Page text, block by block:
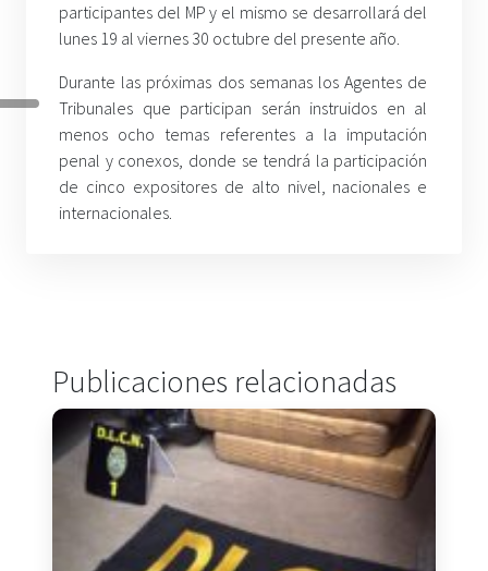
participantes del MP y el mismo se desarrollará del
lunes 19 al viernes 30 octubre del presente año.
Durante las próximas dos semanas los Agentes de
Tribunales que participan serán instruidos en al
menos ocho temas referentes a la imputación
penal y conexos, donde se tendrá la participación
de cinco expositores de alto nivel, nacionales e
internacionales.
Publicaciones relacionadas